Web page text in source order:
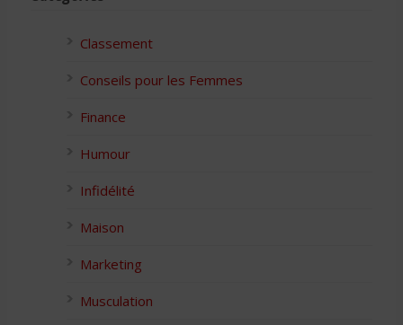
Classement
Conseils pour les Femmes
Finance
Humour
Infidélité
Maison
Marketing
Musculation